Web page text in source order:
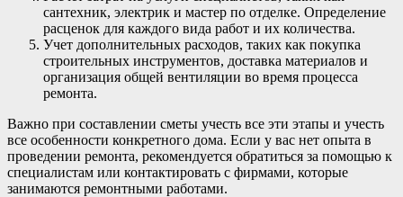
сантехник, электрик и мастер по отделке. Определение
расценок для каждого вида работ и их количества.
Учет дополнительных расходов, таких как покупка
строительных инструментов, доставка материалов и
организация общей вентиляции во время процесса
ремонта.
Важно при составлении сметы учесть все эти этапы и учесть
все особенности конкретного дома. Если у вас нет опыта в
проведении ремонта, рекомендуется обратиться за помощью к
специалистам или контактировать с фирмами, которые
занимаются ремонтными работами.